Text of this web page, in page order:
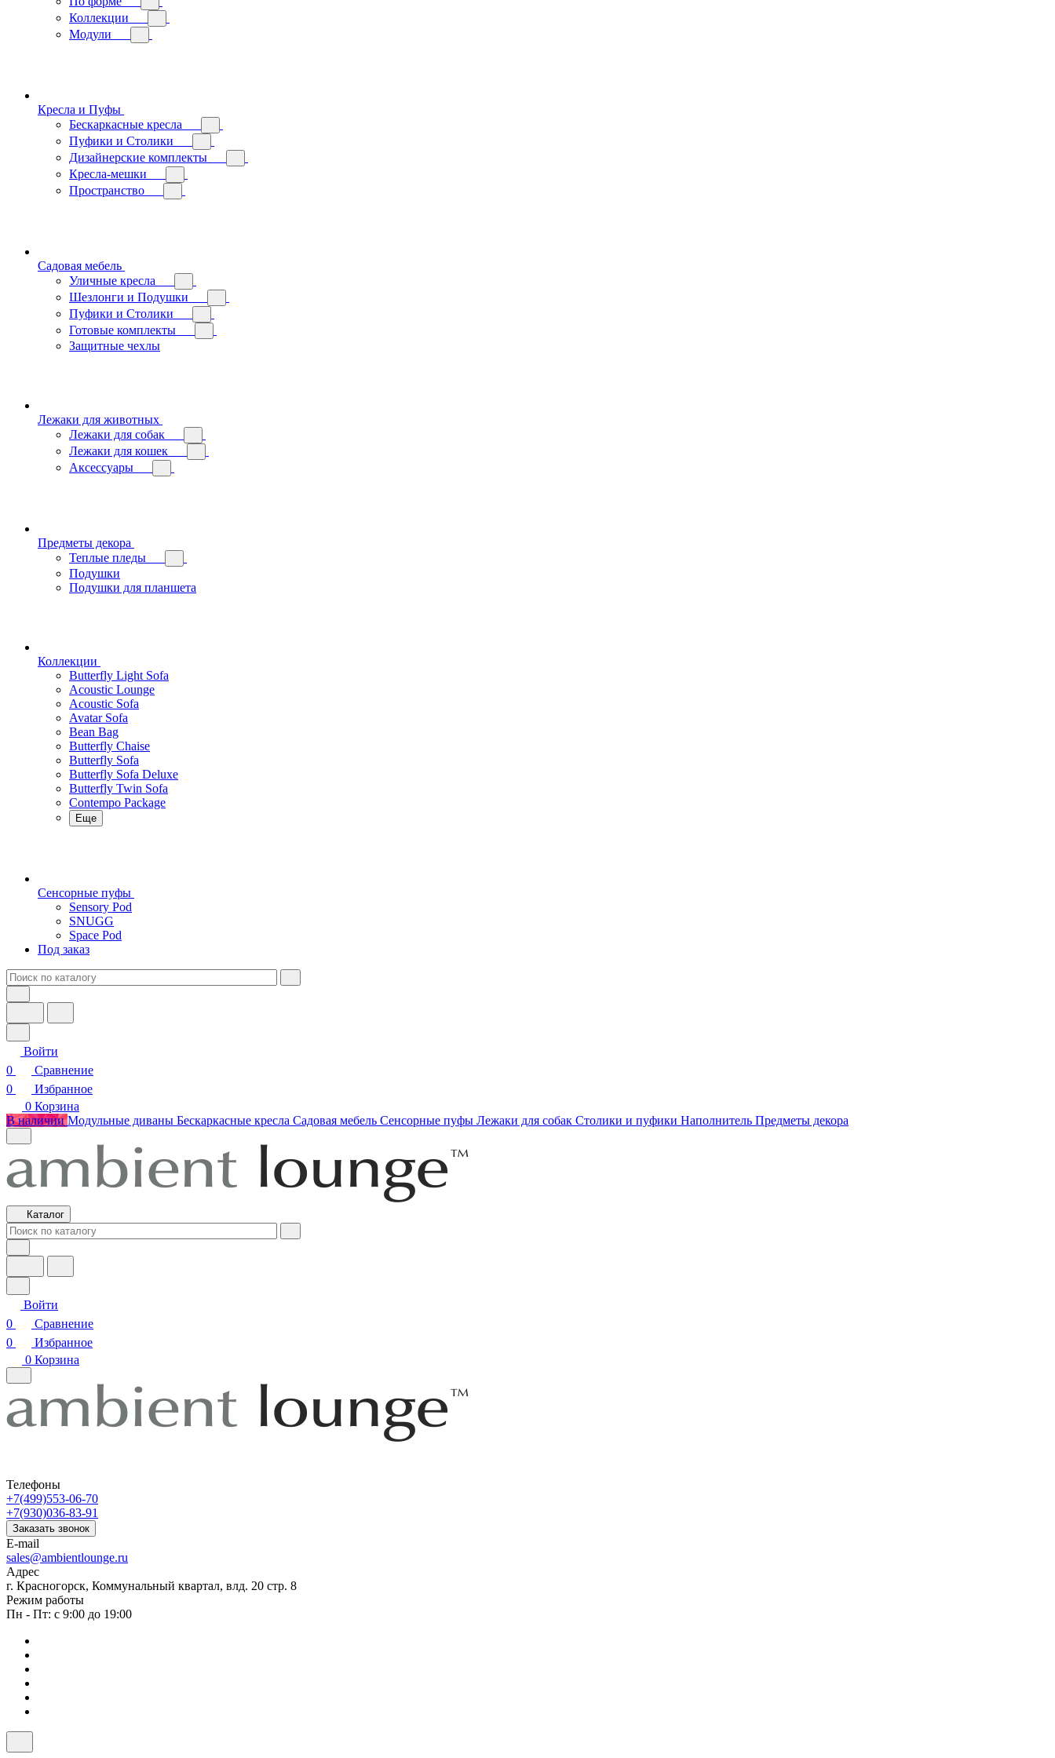
Коллекции
Модули
Кресла и Пуфы
Бескаркасные кресла
Пуфики и Столики
Дизайнерские комплекты
Кресла-мешки
Пространство
Садовая мебель
Уличные кресла
Шезлонги и Подушки
Пуфики и Столики
Готовые комплекты
Защитные чехлы
Лежаки для животных
Лежаки для собак
Лежаки для кошек
Аксессуары
Предметы декора
Теплые пледы
Подушки
Подушки для планшета
Коллекции
Butterfly Light Sofa
Acoustic Lounge
Acoustic Sofa
Avatar Sofa
Bean Bag
Butterfly Chaise
Butterfly Sofa
Butterfly Sofa Deluxe
Butterfly Twin Sofa
Contempo Package
Еще
Сенсорные пуфы
Sensory Pod
SNUGG
Space Pod
Под заказ
Войти
0
Сравнение
0
Избранное
0 Корзина
В наличии Модульные диваны Бескаркасные кресла Садовая мебель Сенсорные пуфы Лежаки для собак Столики и пуфики Наполнитель Предметы декора
Каталог
Войти
0
Сравнение
0
Избранное
0 Корзина
Телефоны
+7(499)553-06-70
+7(930)036-83-91
Заказать звонок
E-mail
sales@ambientlounge.ru
Адрес
г. Красногорск, Коммунальный квартал, влд. 20 стр. 8
Режим работы
Пн - Пт: с 9:00 до 19:00